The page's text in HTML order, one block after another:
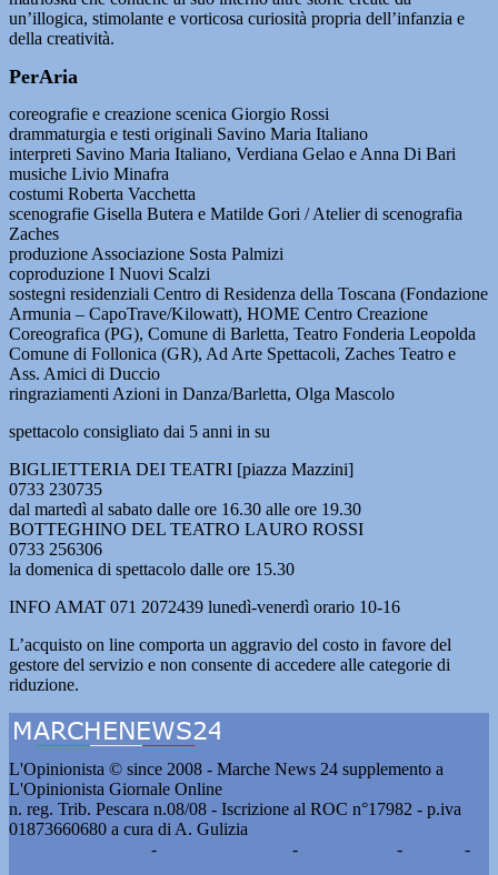
un’illogica, stimolante e vorticosa curiosità propria dell’infanzia e
della creatività.
PerAria
coreografie e creazione scenica Giorgio Rossi
drammaturgia e testi originali Savino Maria Italiano
interpreti Savino Maria Italiano, Verdiana Gelao e Anna Di Bari
musiche Livio Minafra
costumi Roberta Vacchetta
scenografie Gisella Butera e Matilde Gori / Atelier di scenografia
Zaches
produzione Associazione Sosta Palmizi
coproduzione I Nuovi Scalzi
sostegni residenziali Centro di Residenza della Toscana (Fondazione
Armunia – CapoTrave/Kilowatt), HOME Centro Creazione
Coreografica (PG), Comune di Barletta, Teatro Fonderia Leopolda
Comune di Follonica (GR), Ad Arte Spettacoli, Zaches Teatro e
Ass. Amici di Duccio
ringraziamenti Azioni in Danza/Barletta, Olga Mascolo
spettacolo consigliato dai 5 anni in su
BIGLIETTERIA DEI TEATRI [piazza Mazzini]
0733 230735
dal martedì al sabato dalle ore 16.30 alle ore 19.30
BOTTEGHINO DEL TEATRO LAURO ROSSI
0733 256306
la domenica di spettacolo dalle ore 15.30
INFO AMAT 071 2072439 lunedì-venerdì orario 10-16
L’acquisto on line comporta un aggravio del costo in favore del
gestore del servizio e non consente di accedere alle categorie di
riduzione.
L'Opinionista © since 2008 - Marche News 24 supplemento a
L'Opinionista Giornale Online
n. reg. Trib. Pescara n.08/08 - Iscrizione al ROC n°17982 - p.iva
01873660680 a cura di A. Gulizia
- - -
-